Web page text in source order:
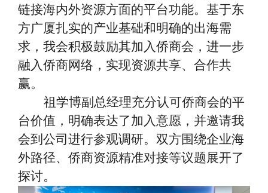
链接海内外资源方面的平台功能。基于东
方广厦扎实的产业基础和明确的出海需
求，我会积极鼓励其加入侨商会，进一步
融入侨商网络，实现资源共享、合作共
赢。
祖学博副总经理充分认可侨商会的平
台价值，明确表达了加入意愿，并邀请我
会到公司进行参观调研。双方围绕企业海
外路径、侨商资源精准对接等议题展开了
探讨。